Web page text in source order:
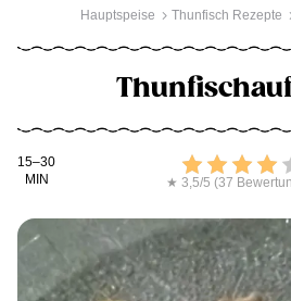
Hauptspeise Thunfisch Rezepte
Kochdauer
15–30
MIN
Bewerten
★ 3,5/5 (37